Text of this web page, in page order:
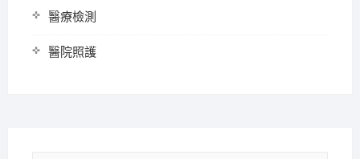
醫療檢測
醫院照護